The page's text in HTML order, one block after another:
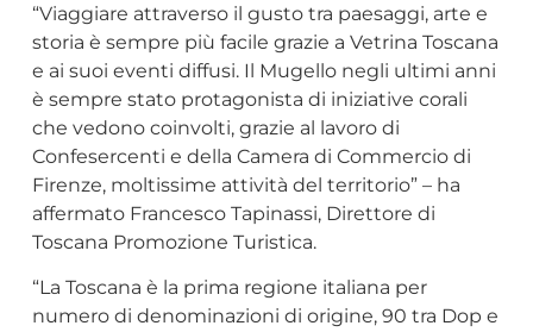
“Viaggiare attraverso il gusto tra paesaggi, arte e
storia è sempre più facile grazie a Vetrina Toscana
e ai suoi eventi diffusi. Il Mugello negli ultimi anni
è sempre stato protagonista di iniziative corali
che vedono coinvolti, grazie al lavoro di
Confesercenti e della Camera di Commercio di
Firenze, moltissime attività del territorio” – ha
affermato Francesco Tapinassi, Direttore di
Toscana Promozione Turistica.
“La Toscana è la prima regione italiana per
numero di denominazioni di origine, 90 tra Dop e